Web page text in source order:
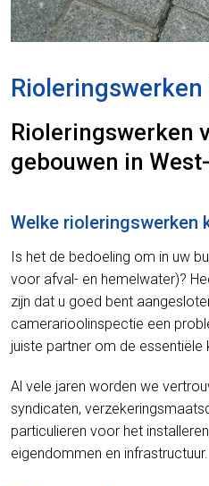
Rioleringswerken
gebouwen in
Welke rioleringswerken
Is het de bedoeling om in uw
voor afval- en hemelwater)?
zijn dat u goed bent
camerarioolinspectie een
juiste partner om de essentiële
Al vele jaren worden we
syndicaten,
particulieren voor het
eigendommen en infrastructuur.